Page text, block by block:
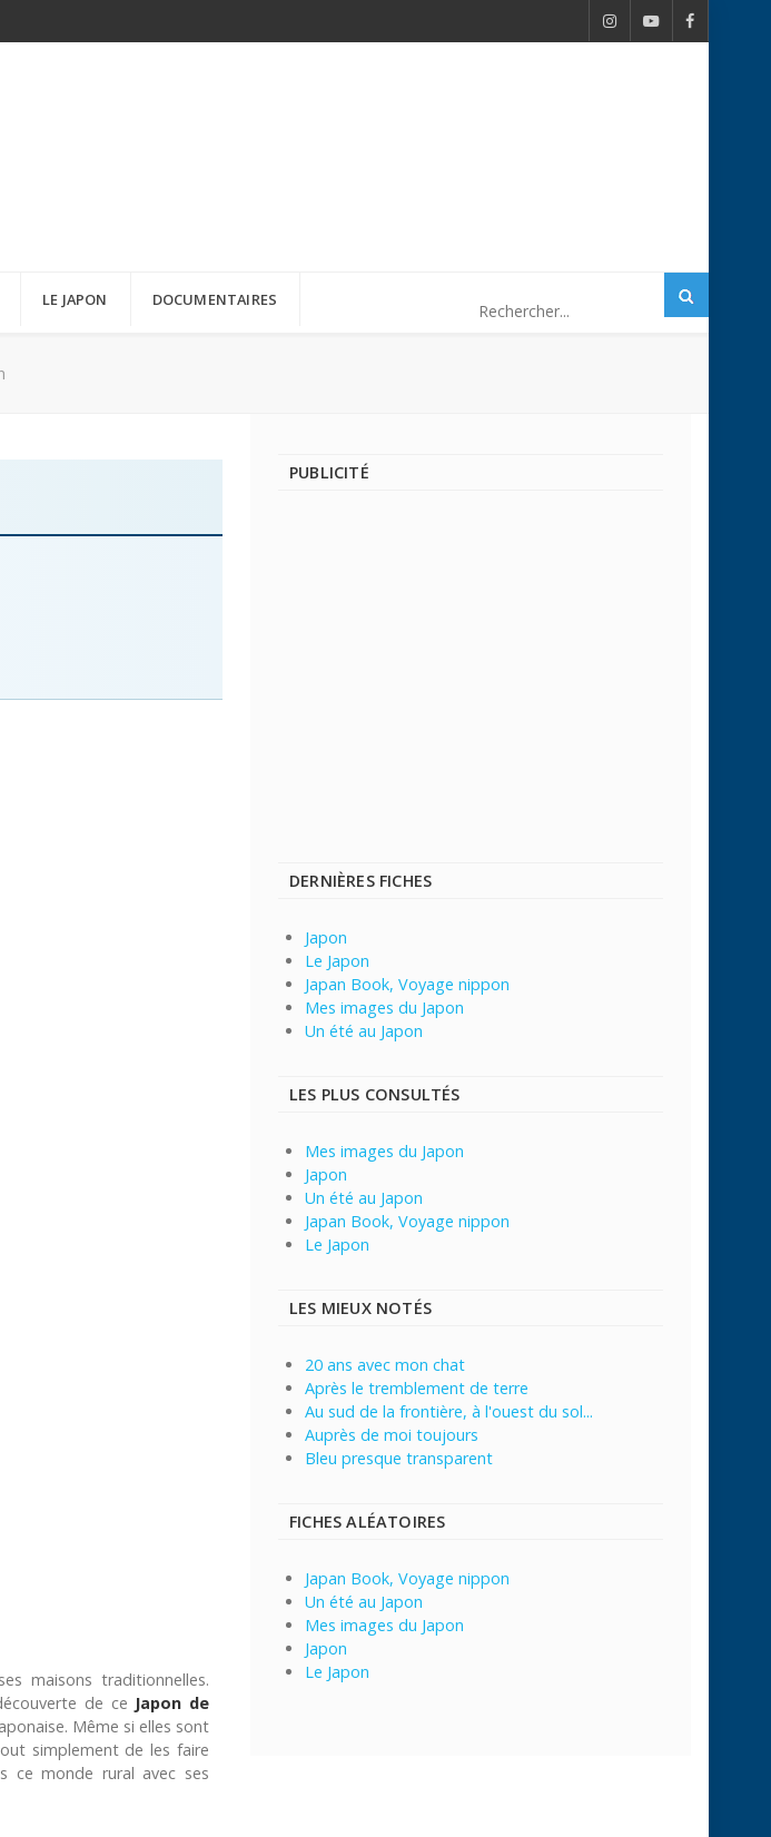
LE JAPON DOCUMENTAIRES
maisons traditionnelles.
de ce Japon de
Même si elles sont
simplement de les faire
ce monde rural avec ses
PUBLICITÉ
DERNIÈRES FICHES
Japon
Le Japon
Japan Book, Voyage nippon
Mes images du Japon
Un été au Japon
LES PLUS CONSULTÉS
Mes images du Japon
Japon
Un été au Japon
Japan Book, Voyage nippon
Le Japon
LES MIEUX NOTÉS
20 ans avec mon chat
Après le tremblement de terre
Au sud de la frontière, à l'ouest du sol...
Auprès de moi toujours
Bleu presque transparent
FICHES ALÉATOIRES
Japan Book, Voyage nippon
Un été au Japon
Mes images du Japon
Japon
Le Japon